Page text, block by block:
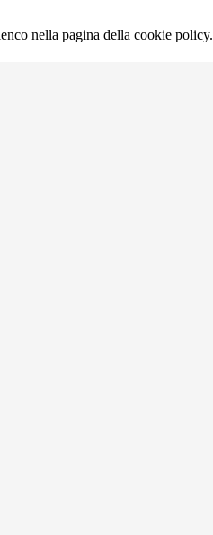
nella pagina della cookie policy.